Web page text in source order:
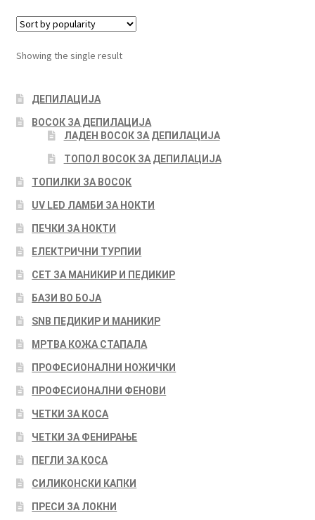
Showing the single result
ДЕПИЛАЦИЈА
ВОСОК ЗА ДЕПИЛАЦИЈА
ЛАДЕН ВОСОК ЗА ДЕПИЛАЦИЈА
ТОПОЛ ВОСОК ЗА ДЕПИЛАЦИЈА
ТОПИЛКИ ЗА ВОСОК
UV LED ЛАМБИ ЗА НОКТИ
ПЕЧКИ ЗА НОКТИ
ЕЛЕКТРИЧНИ ТУРПИИ
СЕТ ЗА МАНИКИР И ПЕДИКИР
БАЗИ ВО БОЈА
SNB ПЕДИКИР И МАНИКИР
МРТВА КОЖА СТАПАЛА
ПРОФЕСИОНАЛНИ НОЖИЧКИ
ПРОФЕСИОНАЛНИ ФЕНОВИ
ЧЕТКИ ЗА КОСА
ЧЕТКИ ЗА ФЕНИРАЊЕ
ПЕГЛИ ЗА КОСА
СИЛИКОНСКИ КАПКИ
ПРЕСИ ЗА ЛОКНИ